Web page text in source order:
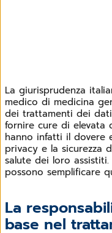
La giurisprudenza
medico di medicina
dei trattamenti dei
fornire cure di elevata
hanno infatti il dovere
privacy e la sicurezza
salute dei loro assistiti.
possono semplificare
La
base nel